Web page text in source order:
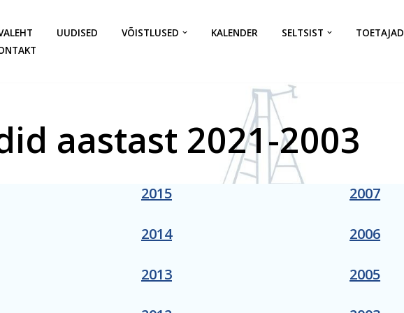
UUDISED VÕISTLUSED KALENDER SELTSIST TOETAJAD
aastast 2021-2003
2015
2014
2013
2007
2006
2005